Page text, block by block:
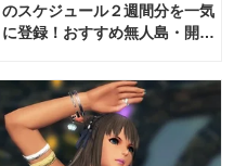
のスケジュール２週間分を一気
に登録！おすすめ無人島・開拓
対応 / 毎週更新中】